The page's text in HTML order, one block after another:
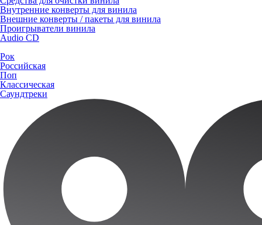
Внутренние конверты для винила
Внешние конверты / пакеты для винила
Проигрыватели винила
Audio CD
Рок
Российская
Поп
Классическая
Саундтреки